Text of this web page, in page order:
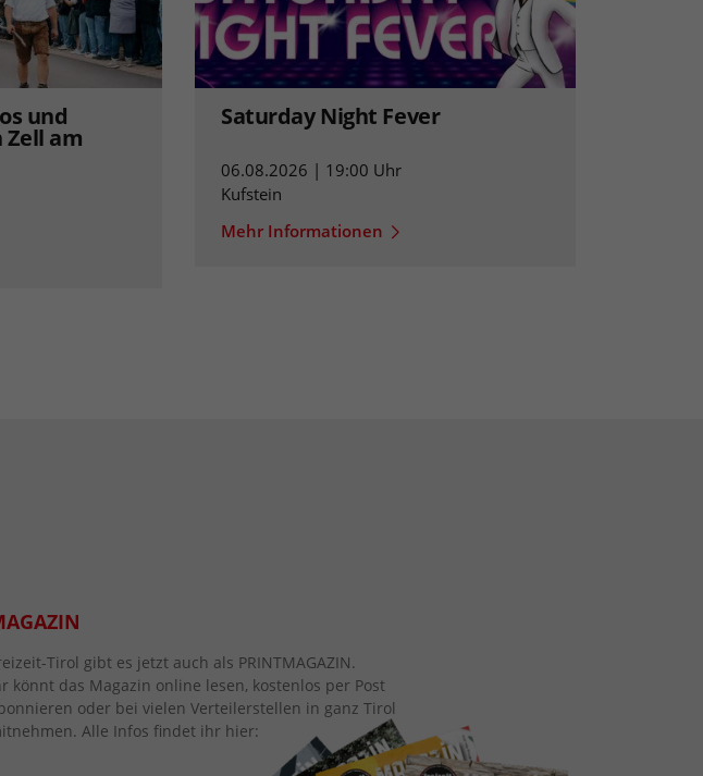
und
am
Saturday Night Fever
06.08.2026 | 19:00 Uhr
Kufstein
Mehr Informationen
Tirol gibt es jetzt auch als PRINTMAGAZIN.
könnt das Magazin online lesen, kostenlos per Post
oder bei vielen Verteilerstellen in ganz Tirol
Alle Infos findet ihr hier: